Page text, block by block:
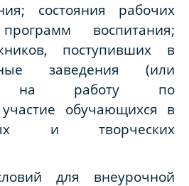
состояния рабочих
воспитания;
поступивших в
заведения (или
на работу по
участие обучающихся в
и творческих
для внеурочной